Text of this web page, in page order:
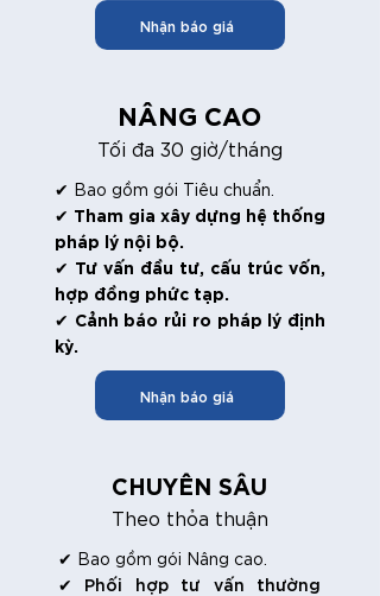
Nhận báo giá
NÂNG CAO
Tối đa 30 giờ/tháng
✔ Bao gồm gói Tiêu chuẩn.
✔ Tham gia xây dựng hệ thống
pháp lý nội bộ.
✔ Tư vấn đầu tư, cấu trúc vốn,
hợp đồng phức tạp.
✔ Cảnh báo rủi ro pháp lý định
kỳ.
Nhận báo giá
CHUYÊN SÂU
Theo thỏa thuận
✔ Bao gồm gói Nâng cao.
✔ Phối hợp tư vấn thường